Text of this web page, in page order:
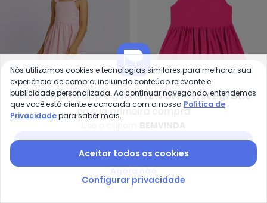
Vestido Infantil Sarja Midi
Alcinha Babados (Rosa)
TORRA
R$ 55,99R$ 69,99
Vestido Infantil Canelado
Lurex (Rosa)
ROVI KIDS
A partir deR$ 67,09R$
ou2xdeR$ 33,54
Compre pelo app e ganhe12% OFF + frete grátis
na sua primeira compra
Nós utilizamos cookies e tecnologias similares para melhorar sua
experiência de compra, incluindo conteúdo relevante e
publicidade personalizada. Ao continuar navegando, entendemos
que você está ciente e concorda com a nossa Política de
Privacidadepara saber mais.
Aceitar todos os cookies
Configurar privacidade